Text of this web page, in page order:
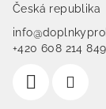
Česká republika
+420 608 214 849